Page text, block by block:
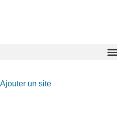
Ajouter un site